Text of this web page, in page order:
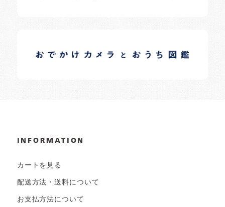
日常の様子など随時更新中です。
INFORMATION
カートを見る
配送方法・送料について
お支払方法について